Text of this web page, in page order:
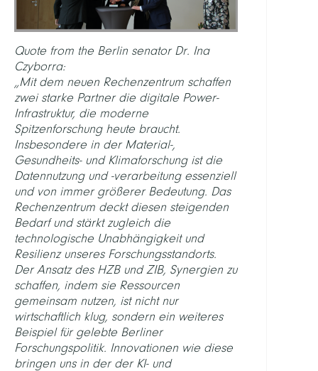
Quote from the Berlin senator Dr. Ina
Czyborra:
„Mit dem neuen Rechenzentrum schaffen
zwei starke Partner die digitale Power-
Infrastruktur, die moderne
Spitzenforschung heute braucht.
Insbesondere in der Material-,
Gesundheits- und Klimaforschung ist die
Datennutzung und -verarbeitung essenziell
und von immer größerer Bedeutung. Das
Rechenzentrum deckt diesen steigenden
Bedarf und stärkt zugleich die
technologische Unabhängigkeit und
Resilienz unseres Forschungsstandorts.
Der Ansatz des HZB und ZIB, Synergien zu
schaffen, indem sie Ressourcen
gemeinsam nutzen, ist nicht nur
wirtschaftlich klug, sondern ein weiteres
Beispiel für gelebte Berliner
Forschungspolitik. Innovationen wie diese
bringen uns in der der KI- und